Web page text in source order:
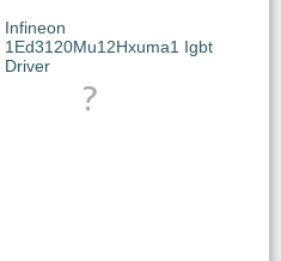
Infineon
1Ed3120Mu12Hxuma1 Igbt
Driver